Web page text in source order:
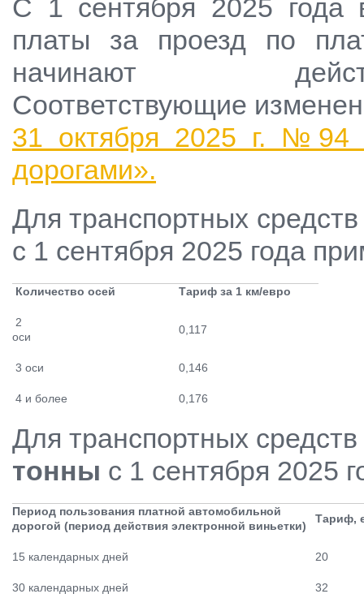
С 1 сентября 2025 года
платы за проезд по
начинают
Соответствующие
31 октября 2025 г. №94
дорогами».
Для транспортных
с 1 сентября 2025 года
Количество осей Тариф за 1 км/евро
2
оси
0,117
3 оси 0,146
4 и более 0,176
Для транспортных
тонны с 1 сентября 2025
Период пользования платной автомобильной
дорогой (период действия электронной виньетки)
Тариф,
15 календарных дней 20
30 календарных дней 32